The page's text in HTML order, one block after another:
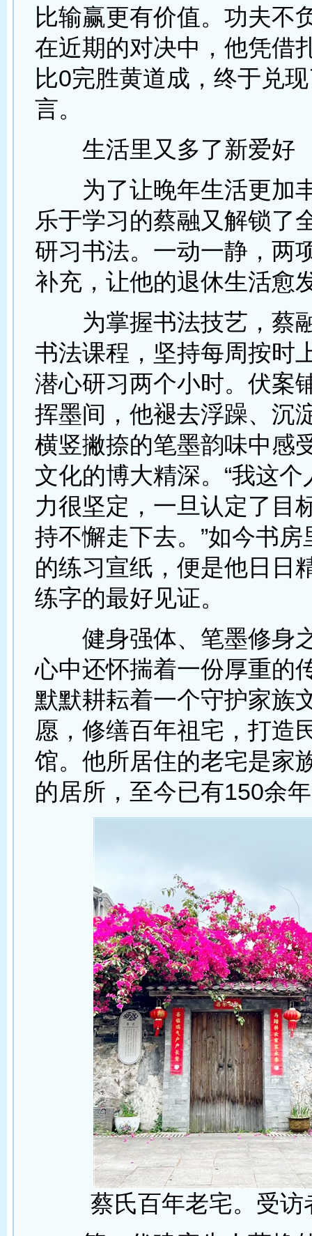
比输赢更有价值。功夫不
在近期的对决中，他凭借
比0完胜黄道成，终于兑
言。
生活里又多了新爱好
为了让晚年生活更加
乐于学习的蔡融又解锁了
研习书法。一动一静，两
补充，让他的退休生活愈
为掌握书法技艺，蔡
书法课程，坚持每周按时
潜心研习两个小时。伏案
挥墨间，他褪去浮躁、沉
横竖撇捺的笔墨韵味中感
文化的博大精深。“我这个
力很坚定，一旦认定了目
持不懈走下去。”如今书房
的练习宣纸，便是他日日
练字的最好见证。
健身强体、笔墨修身
心中还怀揣着一份厚重的
默默耕耘着一个守护家族
愿，修缮百年祖宅，打造
馆。他所居住的老宅是家
的居所，至今已有150余
蔡氏百年老宅。受访